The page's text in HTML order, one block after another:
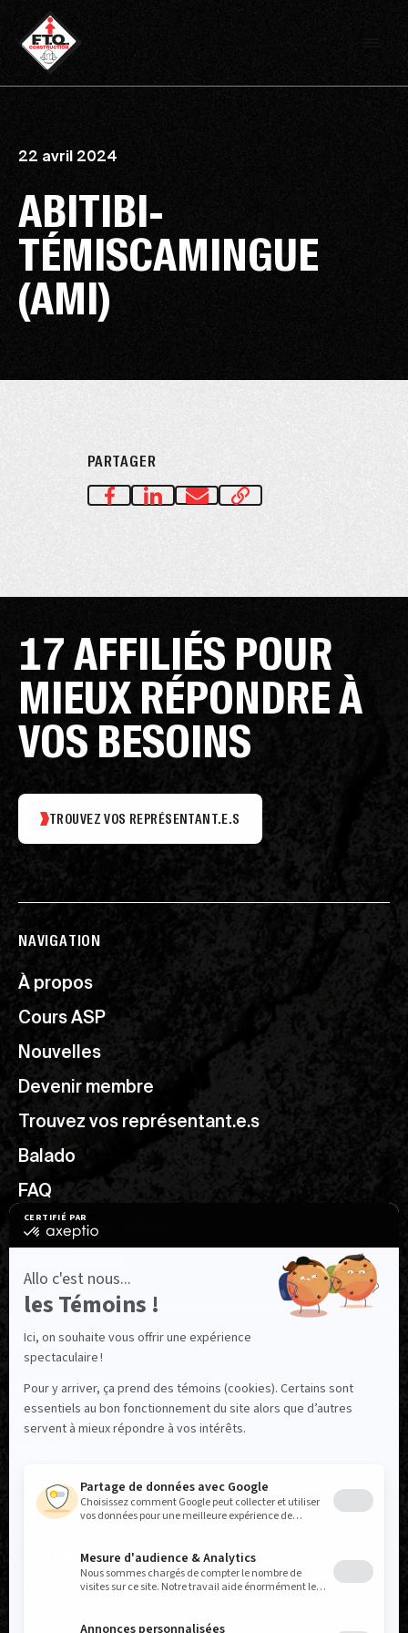
22 avril 2024
ABITIBI-
TÉMISCAMINGUE
(AMI)
PARTAGER
17 AFFILIÉS POUR
MIEUX RÉPONDRE À
VOS BESOINS
TROUVEZ VOS REPRÉSENTANT.E.S
NAVIGATION
À propos
Cours ASP
Nouvelles
Devenir membre
Trouvez vos représentant.e.s
Balado
FAQ
Ressources utiles
NOUS SUIVRE
Facebook
Instagram
LinkedIn
YouTube
Politique réseaux sociaux